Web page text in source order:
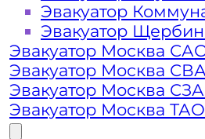
Эвакуатор
Эвакуатор
Эвакуатор Москва
Эвакуатор Москва
Эвакуатор Москва
Эвакуатор Москва ТАО